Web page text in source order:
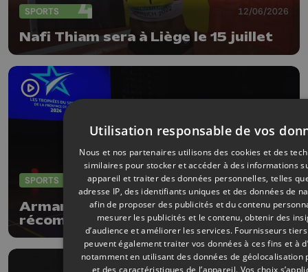
SPORTS 12/06/2026
Nafi Thiam sera à Liège le 15 juillet
SPORTS 04/06/2026
Armand Marchant et Julie Allemand
récompensés par les Trophées du
sport de la Province de Liège
Utilisation responsable de vos
Nous et nos partenaires utilisons des cookies et des
similaires pour stocker et accéder à des informations
appareil et traiter des données personnelles, telles
adresse IP, des identifiants uniques et des données de
afin de proposer des publicités et du contenu
mesurer les publicités et le contenu, obtenir des
d’audience et améliorer les services. Fournisseurs
peuvent également traiter vos données à ces fins et à
notamment en utilisant des données de géolocalisation
et des caractéristiques de l’appareil. Vos choix